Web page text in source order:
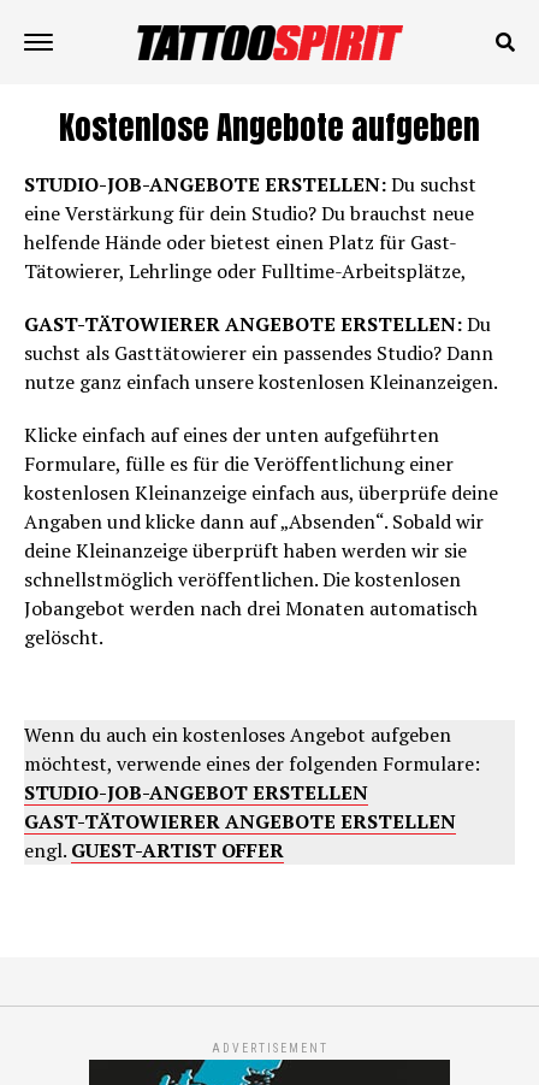
Kostenlose Angebote aufgeben
STUDIO-JOB-ANGEBOTE ERSTELLEN:Du suchst
eine Verstärkung für dein Studio? Du brauchst neue
helfende Hände oder bietest einen Platz für Gast-
Tätowierer, Lehrlinge oder Fulltime-Arbeitsplätze,
GAST-TÄTOWIERER ANGEBOTE ERSTELLEN:Du
suchst als Gasttätowierer ein passendes Studio? Dann
nutze ganz einfach unsere kostenlosen Kleinanzeigen.
Klicke einfach auf eines der unten aufgeführten
Formulare, fülle es für die Veröffentlichung einer
kostenlosen Kleinanzeige einfach aus, überprüfe deine
Angaben und klicke dann auf „Absenden“. Sobald wir
deine Kleinanzeige überprüft haben werden wir sie
schnellstmöglich veröffentlichen. Die kostenlosen
Jobangebot werden nach drei Monaten automatisch
gelöscht.
Wenn du auch ein kostenloses Angebot aufgeben
möchtest, verwende eines der folgenden Formulare:
STUDIO-JOB-ANGEBOT ERSTELLEN
GAST-TÄTOWIERER ANGEBOTE ERSTELLEN
engl. GUEST-ARTIST OFFER
ADVERTISEMENT